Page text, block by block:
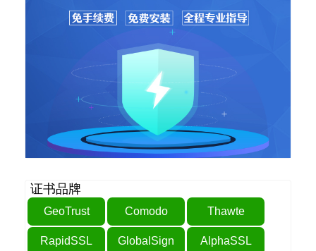
证书品牌
GeoTrust Comodo Thawte
RapidSSL GlobalSign AlphaSSL